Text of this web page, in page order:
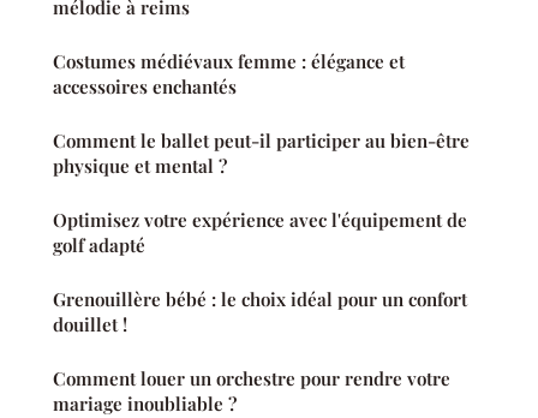
mélodie à reims
Costumes médiévaux femme : élégance et
accessoires enchantés
Comment le ballet peut-il participer au bien-être
physique et mental ?
Optimisez votre expérience avec l'équipement de
golf adapté
Grenouillère bébé : le choix idéal pour un confort
douillet !
Comment louer un orchestre pour rendre votre
mariage inoubliable ?